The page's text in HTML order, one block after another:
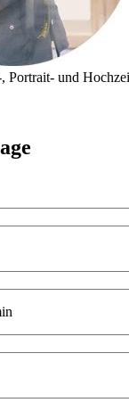
Portrait- und